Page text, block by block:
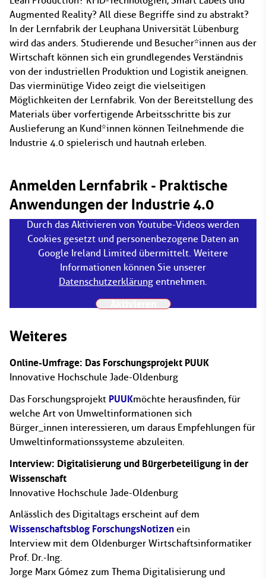
Augmented Reality? All diese Begriffe sind zu abstrakt?
In der Lernfabrik der Leuphana Universität Lübenburg
wird das anders. Studierende und Besucher*innen aus der
Wirtschaft können sich ein grundlegendes Verständnis
von der industriellen Produktion und Logistik aneignen.
Das vierminütige Video zeigt die vielseitigen
Möglichkeiten der Lernfabrik. Von der Bereitstellung des
Materials über vorfertigende Arbeitsschritte bis zur
Auslieferung an Kund*innen können Teilnehmende die
Industrie 4.0 spielerisch und hautnah erleben.
Anmelden Lernfabrik - Praktische
Anwendungen der Industrie 4.0
Durch das Aktivieren von Youtube-Videos werden
Cookies gesetzt und personenbezogene Daten an
Google Ireland Limited übermittelt. Weitere
Informationen können Sie unserer
Datenschutzerklärung entnehmen.
Weiteres
Online-Umfrage: Das Forschungsprojekt PUUK
Innovative Hochschule Jade-Oldenburg
Das Forschungsprojekt PUUKmöchte herausfinden, für
welche Art von Umweltinformationen sich
Bürger_innen interessieren, um daraus Empfehlungen für
Umweltinformationssysteme abzuleiten.
Interview: Digitalisierung und Bürgerbeteiligung in der
Wissenschaft
Innovative Hochschule Jade-Oldenburg
Anlässlich des Digitaltags erscheint auf dem
Wissenschaftsblog ForschungsNotizen ein
Interview mit dem Oldenburger Wirtschaftsinformatiker
Prof. Dr.-Ing.
Jorge Marx Gómez zum Thema Digitalisierung und